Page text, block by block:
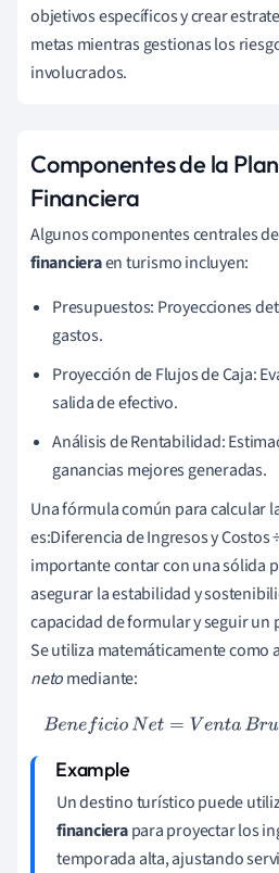
objetivos específicos y crear
metas mientras gestionas los
involucrados.
Componentes de la
Financiera
Algunos componentes centrales
financieraen turismo incluyen:
Presupuestos: Proyecciones
gastos.
Proyección de Flujos de Caja:
salida de efectivo.
Análisis de Rentabilidad:
ganancias mejores generadas.
Una fórmula común para calcular
es:Diferencia de Ingresos y Costos
importante contar con una sólida
asegurar la estabilidad y
capacidad de formular y seguir un
Se utiliza matemáticamente como
netomediante:
Beneficio Ne t=VentaBruta
Un destino turístico puede
financierapara proyectar los
temporada alta, ajustando